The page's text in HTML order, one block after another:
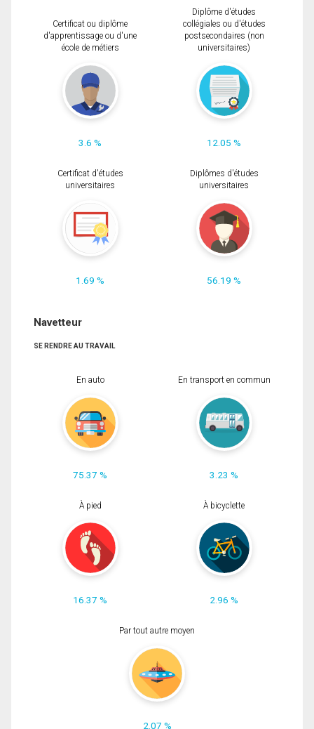
Certificat ou diplôme
d'apprentissage ou d'une
école de métiers
3.6 %
Diplôme d'études
collégiales ou d'études
postsecondaires (non
universitaires)
12.05 %
Certificat d'études
universitaires
1.69 %
Diplômes d'études
universitaires
56.19 %
Navetteur
SE RENDRE AU TRAVAIL
En auto
75.37 %
En transport en commun
3.23 %
À pied
16.37 %
À bicyclette
2.96 %
Par tout autre moyen
2.07 %